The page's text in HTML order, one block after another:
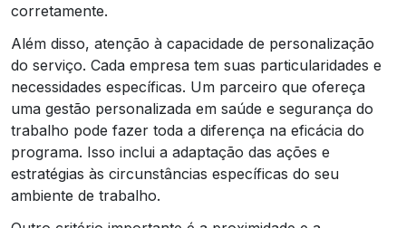
corretamente.
Além disso, atenção à capacidade de personalização
do serviço. Cada empresa tem suas particularidades e
necessidades específicas. Um parceiro que ofereça
uma gestão personalizada em saúde e segurança do
trabalho pode fazer toda a diferença na eficácia do
programa. Isso inclui a adaptação das ações e
estratégias às circunstâncias específicas do seu
ambiente de trabalho.